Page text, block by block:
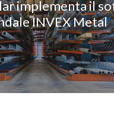
implementa il
INVEX Metal